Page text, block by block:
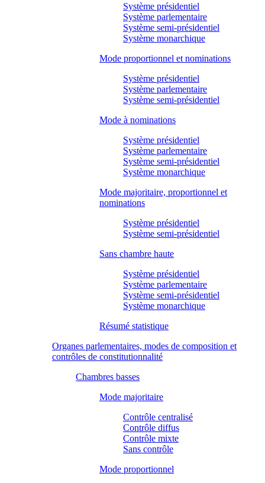
Système présidentiel
Système parlementaire
Système semi-présidentiel
Système monarchique
Mode proportionnel et nominations
Système présidentiel
Système parlementaire
Système semi-présidentiel
Mode à nominations
Système présidentiel
Système parlementaire
Système semi-présidentiel
Système monarchique
Mode majoritaire, proportionnel et
nominations
Système présidentiel
Système semi-présidentiel
Sans chambre haute
Système présidentiel
Système parlementaire
Système semi-présidentiel
Système monarchique
Résumé statistique
Organes parlementaires, modes de composition et
contrôles de constitutionnalité
Chambres basses
Mode majoritaire
Contrôle centralisé
Contrôle diffus
Contrôle mixte
Sans contrôle
Mode proportionnel